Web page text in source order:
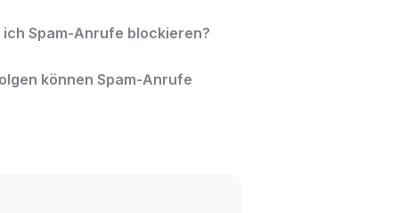
ich Spam-Anrufe blockieren?
können Spam-Anrufe